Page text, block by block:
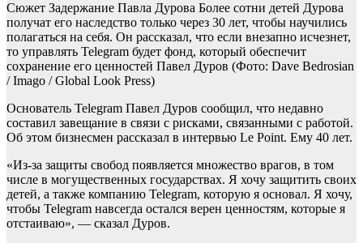
Сюжет Задержание Павла Дурова Более сотни детей Дурова
получат его наследство только через 30 лет, чтобы научились
полагаться на себя. Он рассказал, что если внезапно исчезнет,
то управлять Telegram будет фонд, который обеспечит
сохранение его ценностей Павел Дуров (Фото: Dave Bedrosian
/ Imago / Global Look Press)
Основатель Telegram Павел Дуров сообщил, что недавно
составил завещание в связи с рисками, связанными с работой.
Об этом бизнесмен рассказал в интервью Le Point. Ему 40 лет.
«Из-за защиты свобод появляется множество врагов, в том
числе в могущественных государствах. Я хочу защитить своих
детей, а также компанию Telegram, которую я основал. Я хочу,
чтобы Telegram навсегда остался верен ценностям, которые я
отстаиваю», — сказал Дуров.